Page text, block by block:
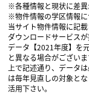
※各種情報と現状に差異
※物件情報の学区情報に
当サイト物件情報に記
ダウンロードサービス
データ【2021年度】を
と異なる場合がござい
上で記述通り、データ
は毎年見直しの対象と
活用下さい。